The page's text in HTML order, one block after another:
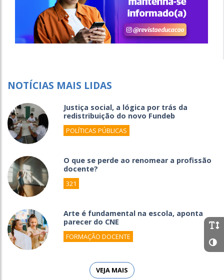
NOTÍCIAS MAIS LIDAS
Justiça social, a lógica por trás da
redistribuição do novo Fundeb
POLÍTICAS PÚBLICAS
O que se perde ao renomear a profissão
docente?
321
Arte é fundamental na escola, aponta
parecer do CNE
FORMAÇÃO DOCENTE
VEJA MAIS